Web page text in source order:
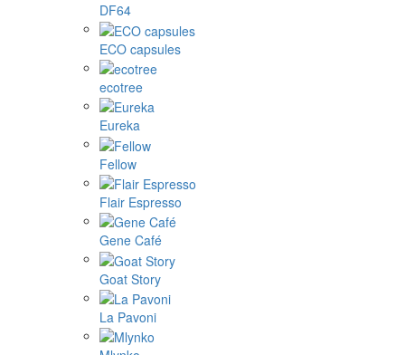
DF64
ECO capsules
ecotree
Eureka
Fellow
Flair Espresso
Gene Café
Goat Story
La Pavoni